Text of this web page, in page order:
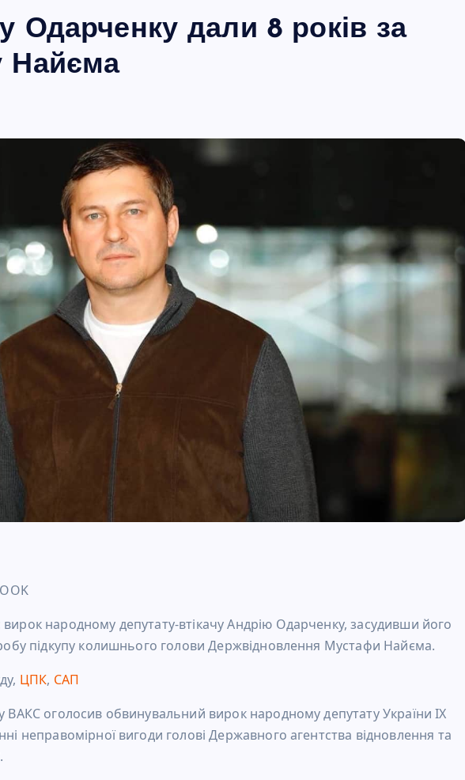
Одарченку дали 8 років за
Найєма
народному депутату-втікачу Андрію Одарченку, засудивши його
підкупу колишнього голови Держвідновлення Мустафи Найєма.
ЦПК, САП
ВАКС оголосив обвинувальний вирок народному депутату України IX
неправомірної вигоди голові Державного агентства відновлення та